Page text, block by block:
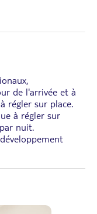
de l'arrivée et à
régler sur place.
à régler sur
nuit.